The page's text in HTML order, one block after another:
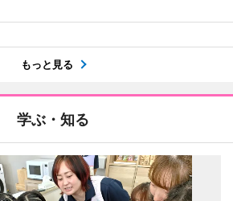
もっと見る
学ぶ・知る